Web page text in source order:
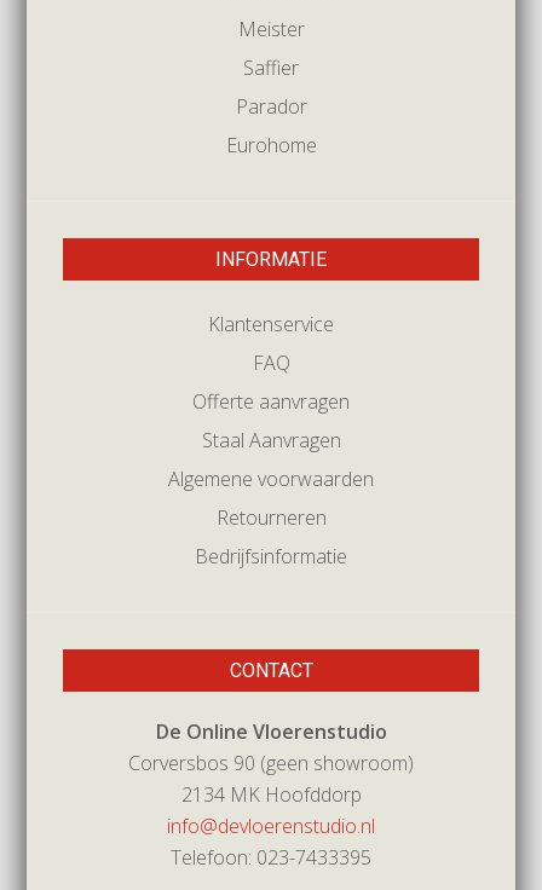
Meister
Saffier
Parador
Eurohome
INFORMATIE
Klantenservice
FAQ
Offerte aanvragen
Staal Aanvragen
Algemene voorwaarden
Retourneren
Bedrijfsinformatie
CONTACT
De Online Vloerenstudio
Corversbos 90 (geen showroom)
2134 MK Hoofddorp
info@devloerenstudio.nl
Telefoon: 023-7433395